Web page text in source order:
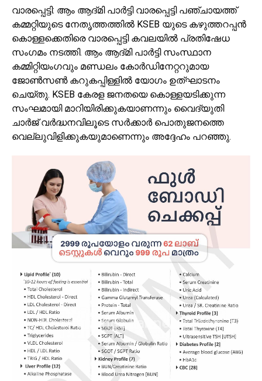
വാരപ്പെട്ടി: ആം ആദ്മി പാർട്ടി വാരപ്പെട്ടി പഞ്ചായത്ത്
കമ്മറ്റിയുടെ നേതൃത്തത്തിൽ KSEB യുടെ കഴുത്തറപ്പൻ
കൊള്ളക്കെതിരെ വാരപ്പെട്ടി കവലയിൽ പ്രതിഷേധ
സംഗമം നടത്തി. ആം ആദ്മി പാർട്ടി സംസ്ഥാന
കമ്മിറ്റിയംഗവും മണ്ഡലം കോർഡിനേറ്ററുമായ
ജോൺസൺ കറുകപ്പിള്ളിൽ യോഗം ഉത്ഘാടനം
ചെയ്തു. KSEB കേരള ജനതയെ കൊള്ളയടിക്കുന്ന
സംഘമായി മാറിയിരിക്കുകയാണന്നും വൈദ്യുതി
ചാർജ് വർദ്ധനവിലൂടെ സർക്കാർ പൊതുജനത്തെ
വെല്ലുവിളിക്കുകയുമാണെന്നും അദ്ദേഹം പറഞ്ഞു.